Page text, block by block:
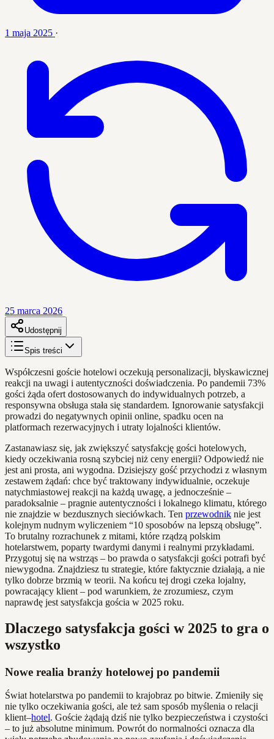
1 maja 2025 ·
25 marca 2026
Udostępnij
Spis treści
Współczesni goście hotelowi oczekują personalizacji, błyskawicznej
reakcji na uwagi i autentyczności doświadczenia. Po pandemii 73%
gości żąda ofert dostosowanych do indywidualnych potrzeb, a
responsywna obsługa stała się standardem. Ignorowanie satysfakcji
prowadzi do negatywnych opinii online, spadku ocen na
platformach rezerwacyjnych i utraty lojalności klientów.
Zastanawiasz się, jak zwiększyć satysfakcję gości hotelowych,
kiedy oczekiwania rosną szybciej niż ceny energii? Odpowiedź nie
jest ani prosta, ani wygodna. Dzisiejszy gość przychodzi z własnym
zestawem żądań: chce być traktowany indywidualnie, oczekuje
natychmiastowej reakcji na każdą uwagę, a jednocześnie –
paradoksalnie – pragnie autentyczności i lokalnego klimatu, którego
nie znajdzie w bezdusznych sieciówkach. Ten przewodnik nie jest
kolejnym nudnym wyliczeniem “10 sposobów na lepszą obsługę”.
To brutalny rozrachunek z mitami, które rządzą polskim
hotelarstwem, poparty twardymi danymi i realnymi przykładami.
Przygotuj się na wstrząs – bo prawda o satysfakcji gości potrafi być
niewygodna. Znajdziesz tu strategie, które faktycznie działają, a nie
tylko dobrze brzmią w teorii. Na końcu tej drogi czeka lojalny,
powracający klient – pod warunkiem, że zrozumiesz, czym
naprawdę jest satysfakcja gościa w 2025 roku.
Dlaczego satysfakcja gości w 2025 to gra o
wszystko
Nowe realia branży hotelowej po pandemii
Świat hotelarstwa po pandemii to krajobraz po bitwie. Zmieniły się
nie tylko oczekiwania gości, ale też sam sposób myślenia o relacji
klient–hotel. Goście żądają dziś nie tylko bezpieczeństwa i czystości
– to już absolutne minimum. Powrót do normalności oznacza dla